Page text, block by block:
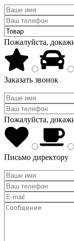
Пожалуйста,
Заказать звонок
Пожалуйста,
Письмо директору